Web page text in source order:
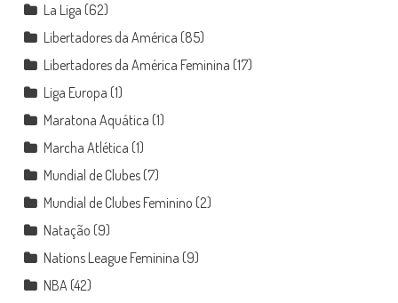
La Liga (62)
Libertadores da América (85)
Libertadores da América Feminina (17)
Liga Europa (1)
Maratona Aquática (1)
Marcha Atlética (1)
Mundial de Clubes(7)
Mundial de Clubes Feminino (2)
Natação (9)
Nations League Feminina (9)
NBA(42)